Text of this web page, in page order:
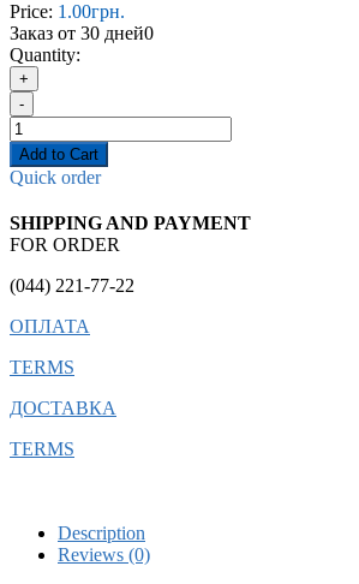
Price: 1.00грн.
Заказ от 30 дней0
Quantity:
+
-
Add to Cart
Quick order
SHIPPING AND PAYMENT
FOR ORDER
(044) 221-77-22
ОПЛАТА
TERMS
ДОСТАВКА
TERMS
Description
Reviews (0)